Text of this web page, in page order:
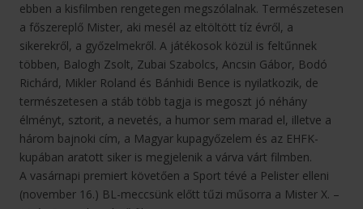
ebben a kisfilmben rengetegen megszólalnak. Természetesen
a főszereplő Mister, aki mesél az eltöltött tíz évről, a
sikerekről, a győzelmekről. A játékosok közül is feltűnnek
többen, Balogh Zsolt, Zubai Szabolcs, Ancsin Gábor, Bodó
Richárd, Mikler Roland és Bánhidi Bence is nyilatkozik, de
természetesen a stáb több tagja is megoszt jó néhány
élményt, sztorit, a nevetés, a humor sem marad el, illetve a
három bajnoki cím, a Magyar kupagyőzelem és az EHFK-
kupában aratott siker is megjelenik a várva várt filmben.
A vasárnapi premiert követően a Sport tévé a Pelister elleni
(november 16.) BL-meccsünk előtt tűzi műsorra a Mister X. –